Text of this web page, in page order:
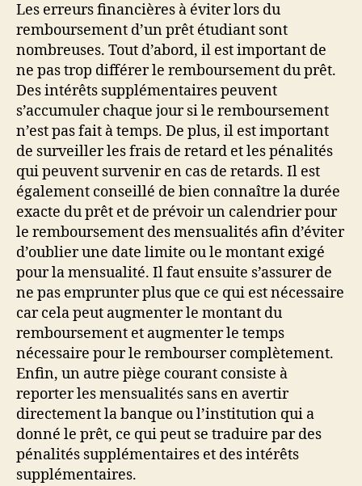
Les erreurs financières à éviter lors du
remboursement d’un prêt étudiant sont
nombreuses. Tout d’abord, il est important de
ne pas trop différer le remboursement du prêt.
Des intérêts supplémentaires peuvent
s’accumuler chaque jour si le remboursement
n’est pas fait à temps. De plus, il est important
de surveiller les frais de retard et les pénalités
qui peuvent survenir en cas de retards. Il est
également conseillé de bien connaître la durée
exacte du prêt et de prévoir un calendrier pour
le remboursement des mensualités afin d’éviter
d’oublier une date limite ou le montant exigé
pour la mensualité. Il faut ensuite s’assurer de
ne pas emprunter plus que ce qui est nécessaire
car cela peut augmenter le montant du
remboursement et augmenter le temps
nécessaire pour le rembourser complètement.
Enfin, un autre piège courant consiste à
reporter les mensualités sans en avertir
directement la banque ou l’institution qui a
donné le prêt, ce qui peut se traduire par des
pénalités supplémentaires et des intérêts
supplémentaires.